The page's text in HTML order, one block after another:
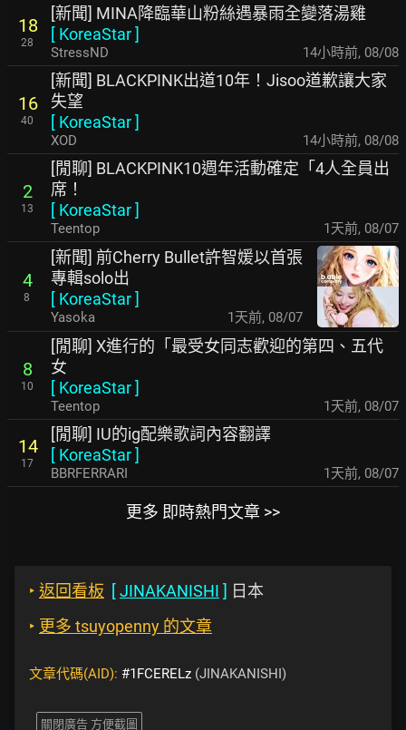
18
28
[新聞] MINA降臨華山粉絲遇暴雨全變落湯雞
[ KoreaStar]
StressND 14小時前, 08/08
16
40
[新聞] BLACKPINK出道10年！Jisoo道歉讓大家
失望
[ KoreaStar]
XOD 14小時前, 08/08
2
13
[閒聊] BLACKPINK10週年活動確定「4人全員出
席！
[ KoreaStar]
Teentop 1天前, 08/07
4
8
[新聞] 前Cherry Bullet許智媛以首張
專輯solo出
[ KoreaStar]
Yasoka 1天前, 08/07
8
10
[閒聊] X進行的「最受女同志歡迎的第四、五代
女
[ KoreaStar]
Teentop 1天前, 08/07
14
17
[閒聊] IU的ig配樂歌詞內容翻譯
[ KoreaStar]
BBRFERRARI 1天前, 08/07
更多 即時熱門文章 >>
‣ 返回看板 [JINAKANISHI ] 日本
‣ 更多 tsuyopenny 的文章
文章代碼(AID): #1FCERELz (JINAKANISHI)
關閉廣告 方便截圖